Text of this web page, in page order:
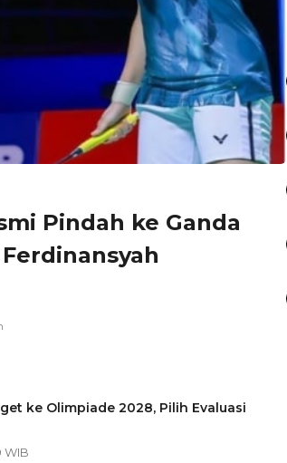
Pindah ke Ganda
ke Olimpiade 2028, Pilih Evaluasi
WIB